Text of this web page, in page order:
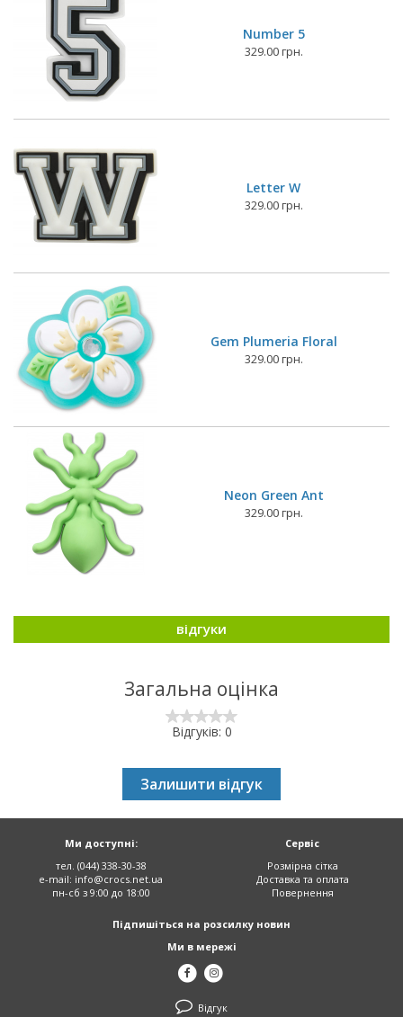
Number 5
329.00 грн.
Letter W
329.00 грн.
Gem Plumeria Floral
329.00 грн.
Neon Green Ant
329.00 грн.
відгуки
Загальна оцінка
Відгуків: 0
Залишити відгук
Сервіс
Розмірна сітка
Доставка та оплата
Повернення
Ми доступні:
тел. (044) 338-30-38
e-mail: info@crocs.net.ua
пн-сб з 9:00 до 18:00
Підпишіться на розсилку новин
Ми в мережі
Відгук